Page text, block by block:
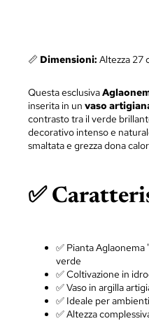
📏 Dimensioni: Altezza 27
Questa esclusiva
inserita in un vaso
contrasto tra il verde
decorativo intenso e
smaltata e grezza dona
✅
✅ Pianta
verde
✅ Coltivazione in
✅ Vaso in argilla
✅ Ideale per
✅ Altezza